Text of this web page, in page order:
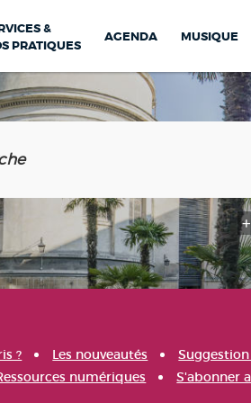
&
PRATIQUES
AGENDA MUSIQUE
? Les nouveautés
numériques S'abonner